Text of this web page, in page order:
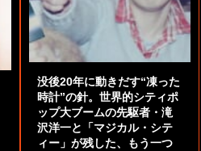
没後20年に動きだす“凍った
時計”の針。世界的シティポ
ップ大ブームの先駆者・滝
沢洋一と「マジカル・シテ
ィー」が残した、もう一つ